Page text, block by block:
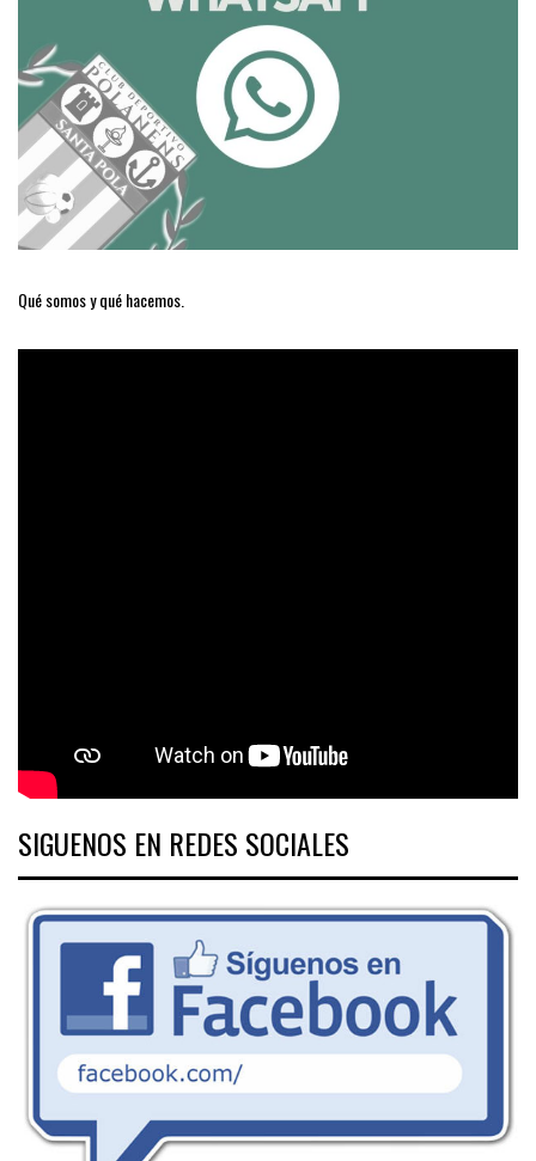
Qué somos y qué hacemos.
SIGUENOS EN REDES SOCIALES